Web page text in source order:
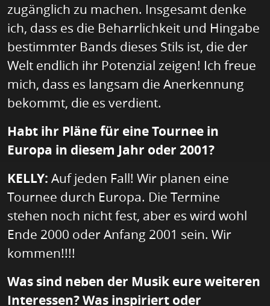
zugänglich zu machen. Insgesamt denke
ich, dass es die Beharrlichkeit und Hingabe
bestimmter Bands dieses Stils ist, die der
Welt endlich ihr Potenzial zeigen! Ich freue
mich, dass es langsam die Anerkennung
bekommt, die es verdient.
Habt ihr Pläne für eine Tournee in
Europa in diesem Jahr oder 2001?
KELLY: Auf jeden Fall! Wir planen eine
Tournee durch Europa. Die Termine
stehen noch nicht fest, aber es wird wohl
Ende 2000 oder Anfang 2001 sein. Wir
kommen!!!!
Was sind neben der Musik eure weiteren
Interessen? Was inspiriert oder